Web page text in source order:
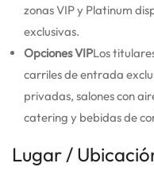
zonas VIP y Platinum
exclusivas.
Opciones VIPLos
carriles de entrada
privadas, salones con
catering y bebidas de
Lugar /